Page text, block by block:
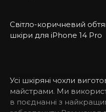
Світло-коричневий
шкіри для iPhone 14 Pro
Усі шкіряні чохли
майстрами. Ми
в поєднанні з